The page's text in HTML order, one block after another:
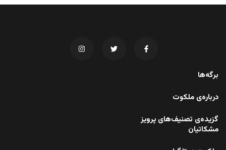
برگه‌ها
درباره‌ی ملکوت
گزیده‌ی تصنیف‌های پرویز
مشکاتیان